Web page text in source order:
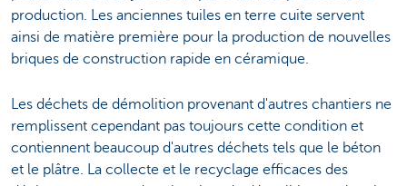
production. Les anciennes tuiles en terre cuite servent
ainsi de matière première pour la production de nouvelles
briques de construction rapide en céramique.
Les déchets de démolition provenant d'autres chantiers ne
remplissent cependant pas toujours cette condition et
contiennent beaucoup d'autres déchets tels que le béton
et le plâtre. La collecte et le recyclage efficaces des